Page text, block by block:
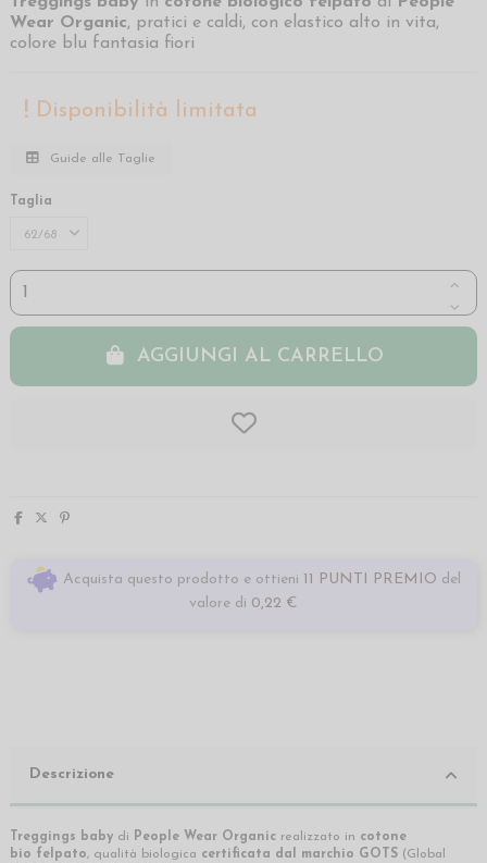
Wear Organic, pratici e caldi, con elastico alto in vita,
colore blu fantasia fiori
Disponibilità limitata
Guide alle Taglie
Taglia
AGGIUNGI AL CARRELLO
Acquista questo prodotto e ottieni 11 PUNTI PREMIO del
valore di 0,22 €
Descrizione
Treggings baby di People Wear Organic realizzato in cotone
bio felpato, qualità biologica certificata dal marchio GOTS (Global